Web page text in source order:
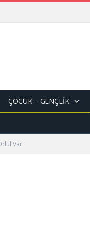
ÇOCUK – GENÇLIK
Var